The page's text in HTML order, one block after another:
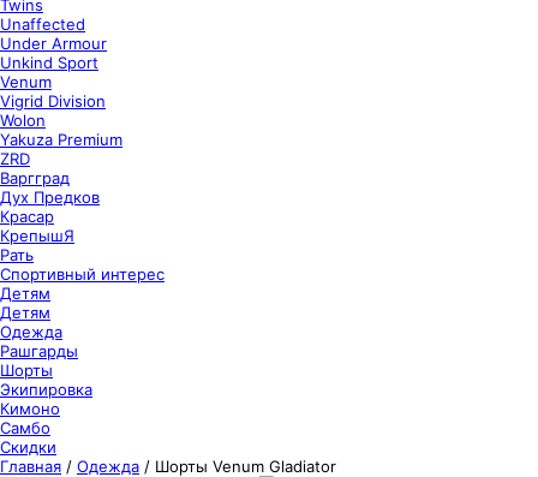
Twins
Unaffected
Under Armour
Unkind Sport
Venum
Vigrid Division
Wolon
Yakuza Premium
ZRD
Варгград
Дух Предков
Красар
КрепышЯ
Рать
Спортивный интерес
Детям
Детям
Одежда
Рашгарды
Шорты
Экипировка
Кимоно
Самбо
Скидки
Главная / Одежда / Шорты Venum Gladiator